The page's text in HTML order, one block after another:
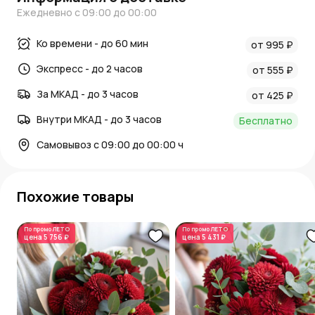
Ежедневно с 09:00 до 00:00
Ко времени - до 60 мин
от 995 ₽
Экспресс - до 2 часов
от 555 ₽
За МКАД - до 3 часов
от 425 ₽
Внутри МКАД - до 3 часов
Бесплатно
Самовывоз с 09:00 до 00:00 ч
Похожие товары
По промоЛЕТО
цена 5 756 ₽
По промоЛЕТО
цена 5 431 ₽